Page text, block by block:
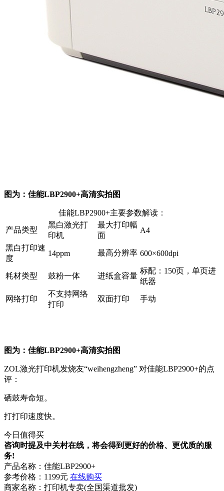
图为：佳能LBP2900+高清实拍图
佳能LBP2900+主要参数解读：
产品类型
黑白激光打
印机
最大打印幅
面
A4
黑白打印速
度
14ppm 最高分辨率 600×600dpi
耗材类型 鼓粉一体 进纸盒容量
标配：150页，单页进
纸器
网络打印
不支持网络
打印
双面打印 手动
图为：佳能LBP2900+高清实拍图
ZOL激光打印机发烧友“weihengzheng” 对佳能LBP2900+的点
评：
硒鼓寿命短。
打打印速度快。
今日值得买
咨询时提及中关村在线，将会得到更好的价格、更优质的服
务!
产品名称： 佳能LBP2900+
参考价格： 1199元 在线购买
商家名称： 打印机专卖(全国渠道批发)